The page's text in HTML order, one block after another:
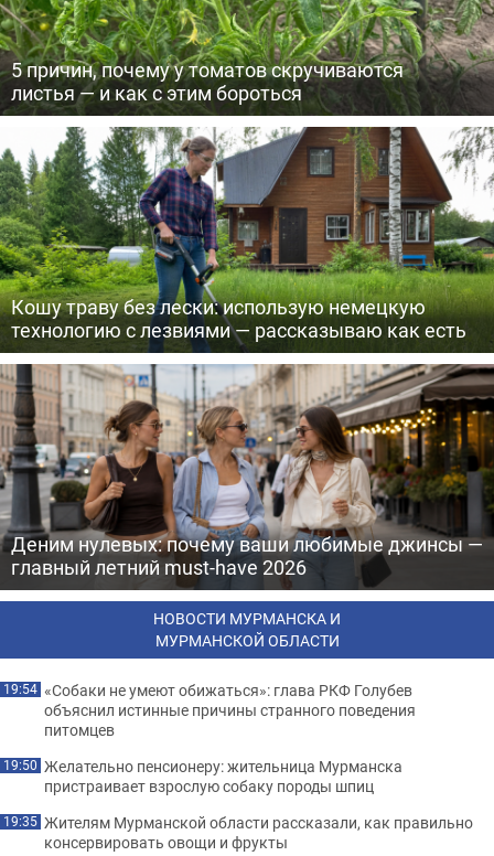
5 причин, почему у томатов скручиваются
листья — и как с этим бороться
Кошу траву без лески: использую немецкую
технологию с лезвиями — рассказываю как есть
Деним нулевых: почему ваши любимые джинсы —
главный летний must-have 2026
НОВОСТИ МУРМАНСКА И
МУРМАНСКОЙ ОБЛАСТИ
19:54 «Собаки не умеют обижаться»: глава РКФ Голубев
объяснил истинные причины странного поведения
питомцев
19:50 Желательно пенсионеру: жительница Мурманска
пристраивает взрослую собаку породы шпиц
19:35 Жителям Мурманской области рассказали, как правильно
консервировать овощи и фрукты